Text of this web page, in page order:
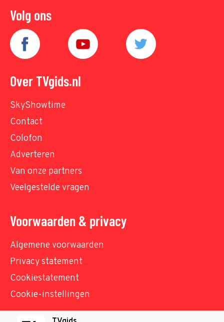
Volg ons
Over TVgids.nl
SkyShowtime
Contact
Colofon
Adverteren
Van onze partners
Veelgestelde vragen
Voorwaarden & privacy
Algemene voorwaarden
Privacy statement
Cookiestatement
Cookie-instellingen